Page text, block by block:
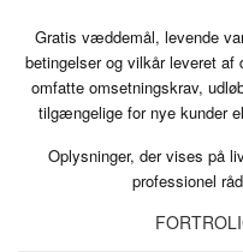
Gratis væddemål, levende
betingelser og vilkår leveret
omfatte omsetningskrav,
tilgængelige for nye kunder
Oplysninger, der vises på
professionel